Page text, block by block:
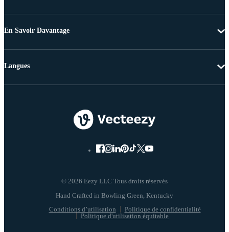
En Savoir Davantage
© 2026 Eezy LLC Tous droits réservés
Conditions d’utilisation
Politique de confidentialité
Politique d'utilisation équitable
Langues